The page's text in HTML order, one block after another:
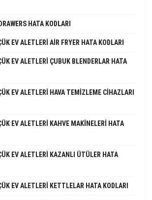
HATA KODLARI
EV ALETLERI AIR FRYER HATA KODLARI
EV ALETLERI ÇUBUK BLENDERLAR HATA
EV ALETLERI HAVA TEMIZLEME CIHAZLARI
EV ALETLERI KAHVE MAKINELERI HATA
EV ALETLERI KAZANLI ÜTÜLER HATA
EV ALETLERI KETTLELAR HATA KODLARI